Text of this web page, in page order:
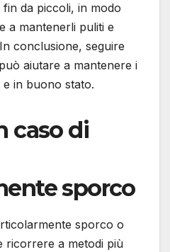
da piccoli, in modo
a mantenerli puliti e
conclusione, seguire
aiutare a mantenere i
in buono stato.
caso di
sporco
sporco o
ricorrere a metodi più